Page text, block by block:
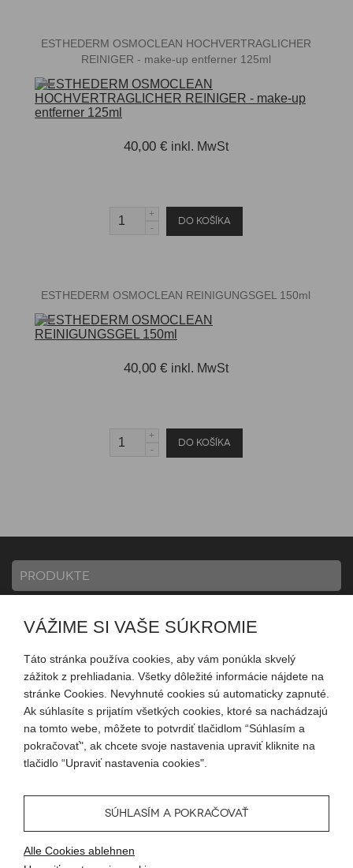
ESTHEDERM OSMOCLEAN HOCHVERTRAGLICHER
REINIGER - make-up entferner 125ml
40,00 € inkl. MwSt
ESTHEDERM OSMOCLEAN REINIGUNGSGEL 150ml
40,00 € inkl. MwSt
PRODUKTE
INFORMATION
KONTO
FOLGEN SIE UNS
© 2026 Blueweb s.r.o.
Tvorba eshopu
VÁŽIME SI VAŠE SÚKROMIE
Táto stránka používa cookies, aby vám ponúkla skvelý
zážitok z prehliadania. Všetky dôležité informácie nájdete na
stránke Cookies. Nevyhnuté cookies sú automaticky zapnuté.
Ak súhlasíte s prijatím všetkých cookies, ktoré sa nachádzajú
na tomto webe, môžete to potvrdiť tlačidlom “Súhlasím a
pokračovať", ak chcete svoje nastavenia upraviť kliknite na
tlačidlo “Upraviť nastavenia cookies".
SÚHLASÍM A POKRAČOVAŤ
Alle Cookies ablehnen